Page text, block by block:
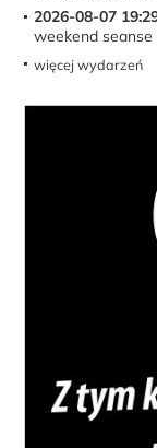
2026-08-07
weekend seanse
więcej wydarzeń